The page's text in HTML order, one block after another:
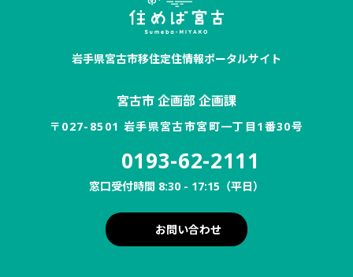
岩手県宮古市移住定住情報ポータルサイト
宮古市 企画部 企画課
〒027-8501 岩手県宮古市宮町一丁目1番30号
0193-62-2111
窓口受付時間 8:30 - 17:15（平日）
お問い合わせ